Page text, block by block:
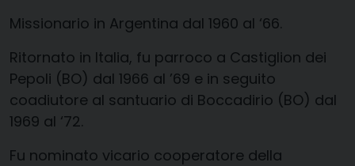
Missionario in Argentina dal 1960 al ‘66.
Ritornato in Italia, fu parroco a Castiglion dei
Pepoli (BO) dal 1966 al ’69 e in seguito
coadiutore al santuario di Boccadirio (BO) dal
1969 al ‘72.
Fu nominato vicario cooperatore della